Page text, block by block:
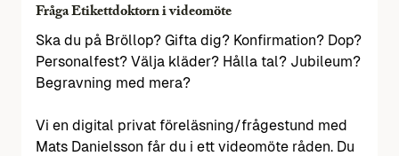
Fråga Etikettdoktorn i videomöte
Ska du på Bröllop? Gifta dig? Konfirmation? Dop?
Personalfest? Välja kläder? Hålla tal? Jubileum?
Begravning med mera?
Vi en digital privat föreläsning/frågestund med
Mats Danielsson får du i ett videomöte råden. Du